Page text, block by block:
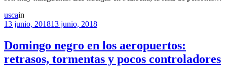
uscain
13 junio, 201813 junio, 2018
Domingo negro en los aeropuertos:
retrasos, tormentas y pocos controladores